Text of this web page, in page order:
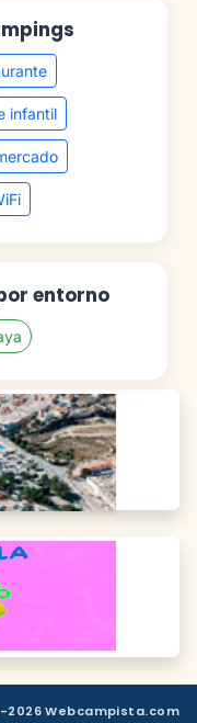
infantil
entorno
2026 Webcampista.com